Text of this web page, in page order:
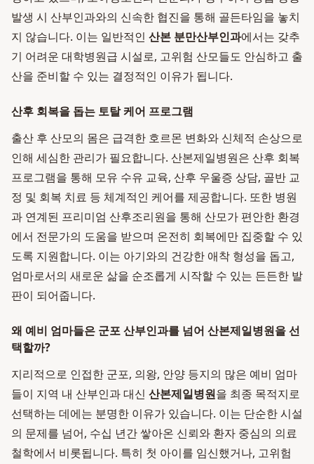
발생 시 산부인과와의 신속한 협진을 통해 골든타임을 놓치
지 않습니다. 이는 일반적인 산본 분만산부인과에서는 갖추
기 어려운 대학병원급 시설로, 고위험 산모들도 안심하고 출
산을 준비할 수 있는 결정적인 이유가 됩니다.
산후 회복을 돕는 토탈 케어 프로그램
출산 후 산모의 몸은 급격한 호르몬 변화와 신체적 손상으로
인해 세심한 관리가 필요합니다. 산본제일병원은 산후 회복
프로그램을 통해 모유 수유 교육, 산후 우울증 상담, 골반 교
정 및 회복 치료 등 체계적인 케어를 제공합니다. 또한 병원
과 연계된 프리미엄 산후조리원을 통해 산모가 편안한 환경
에서 전문가의 도움을 받으며 온전히 회복에만 집중할 수 있
도록 지원합니다. 이는 아기와의 건강한 애착 형성을 돕고,
엄마로서의 새로운 삶을 순조롭게 시작할 수 있는 든든한 발
판이 되어줍니다.
왜 예비 엄마들은 군포 산부인과를 넘어 산본제일병원을 선
택할까?
지리적으로 인접한 군포, 의왕, 안양 등지의 많은 예비 엄마
들이 지역 내 산부인과 대신 산본제일병원을 최종 목적지로
선택하는 데에는 분명한 이유가 있습니다. 이는 단순한 시설
의 문제를 넘어, 수십 년간 쌓아온 신뢰와 환자 중심의 의료
철학에서 비롯됩니다. 특히 첫 아이를 임신했거나, 고위험